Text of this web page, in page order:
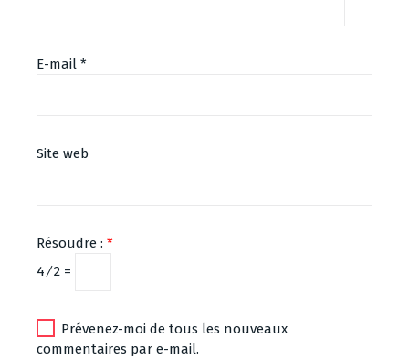
E-mail *
Site web
Résoudre : *
4 ⁄ 2 =
Prévenez-moi de tous les nouveaux
commentaires par e-mail.